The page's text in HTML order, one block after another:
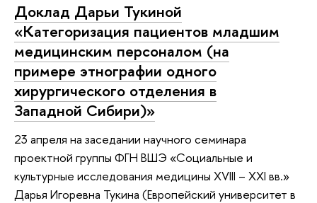
Доклад Дарьи Тукиной
«Категоризация пациентов младшим
медицинским персоналом (на
примере этнографии одного
хирургического отделения в
Западной Сибири)»
23 апреля на заседании научного семинара
проектной группы ФГН ВШЭ «Социальные и
культурные исследования медицины XVIII – XXI вв.»
Дарья Игоревна Тукина (Европейский университет в